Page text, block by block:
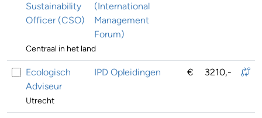
Sustainability
Officer (CSO)
(International
Management
Forum)
Centraal in het land
Ecologisch
Adviseur
IPD Opleidingen € 3210,-
Utrecht